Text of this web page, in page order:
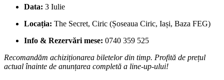
Data: 3 Iulie
Locația: The Secret, Ciric (Șoseaua Ciric, Iași, Baza FEG)
Info & Rezervări mese: 0740 359 525
Recomandăm achiziționarea biletelor din timp. Profită de prețul
actual înainte de anunțarea completă a line-up-ului!